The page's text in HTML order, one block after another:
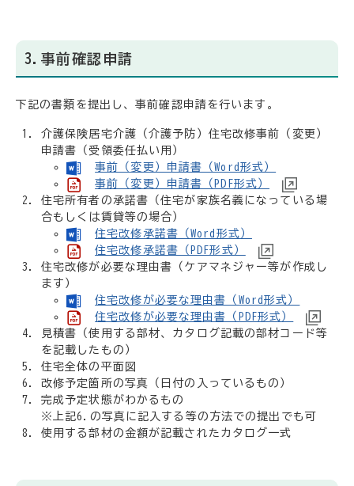
3.事前確認申請
下記の書類を提出し、事前確認申請を行います。
介護保険居宅介護（介護予防）住宅改修事前（変更）
申請書（受領委任払い用）
事前（変更）申請書（Word形式）
事前（変更）申請書（PDF形式）
住宅所有者の承諾書（住宅が家族名義になっている場
合もしくは賃貸等の場合）
住宅改修承諾書（Word形式）
住宅改修承諾書（PDF形式）
住宅改修が必要な理由書（ケアマネジャー等が作成し
ます）
住宅改修が必要な理由書（Word形式）
住宅改修が必要な理由書（PDF形式）
見積書（使用する部材、カタログ記載の部材コード等
を記載したもの）
住宅全体の平面図
改修予定箇所の写真（日付の入っているもの）
完成予定状態がわかるもの
※上記6.の写真に記入する等の方法での提出でも可
使用する部材の金額が記載されたカタログ一式